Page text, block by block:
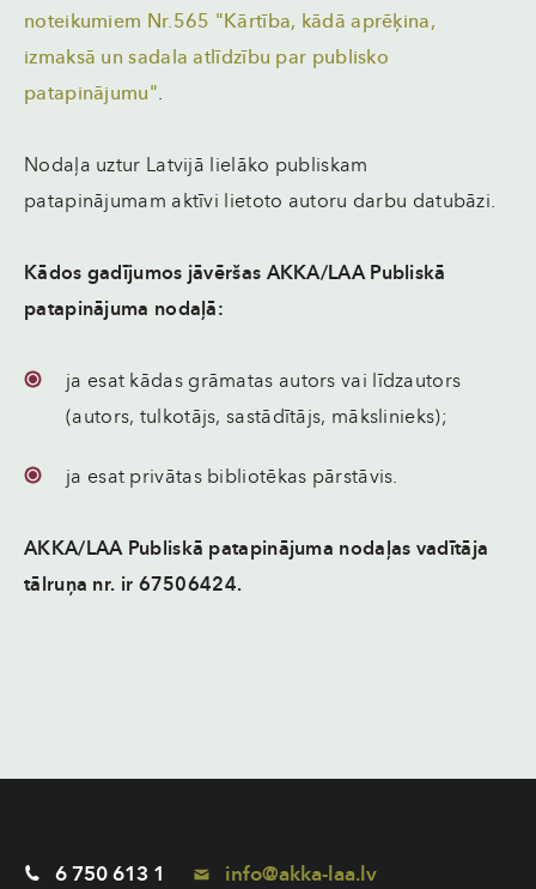
noteikumiem Nr.565 "Kārtība, kādā aprēķina,
izmaksā un sadala atlīdzību par publisko
patapinājumu".
Nodaļa uztur Latvijā lielāko publiskam
patapinājumam aktīvi lietoto autoru darbu datubāzi.
Kādos gadījumos jāvēršas AKKA/LAA Publiskā
patapinājuma nodaļā:
ja esat kādas grāmatas autors vai līdzautors
(autors, tulkotājs, sastādītājs, mākslinieks);
ja esat privātas bibliotēkas pārstāvis.
AKKA/LAA Publiskā patapinājuma nodaļas vadītāja
tālruņa nr. ir 67506424.
6 750 613 1
info@akka-laa.lv